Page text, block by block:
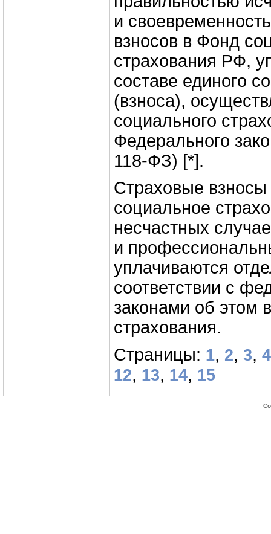
и
взносов в Фонд
страхования РФ,
составе единого
(взноса),
социального
Федерального
118-ФЗ) [*].
Страховые взносы
социальное
несчастных
и
уплачиваются
соответствии с
законами об этом
страхования.
Страницы: 1, 2, 3, 4
12, 13, 14, 15